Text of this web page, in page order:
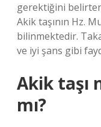
gerektiğini
Akik taşının Hz.
bilinmektedir.
ve iyi şans gibi
Akik taşı
mı?